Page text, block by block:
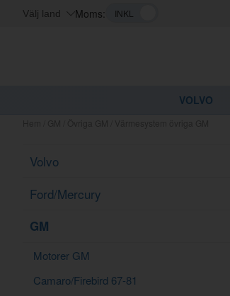
Välj land Moms:
VOLVO
Volvo
Ford/Mercury
GM
Motorer GM
Camaro/Firebird 67-81